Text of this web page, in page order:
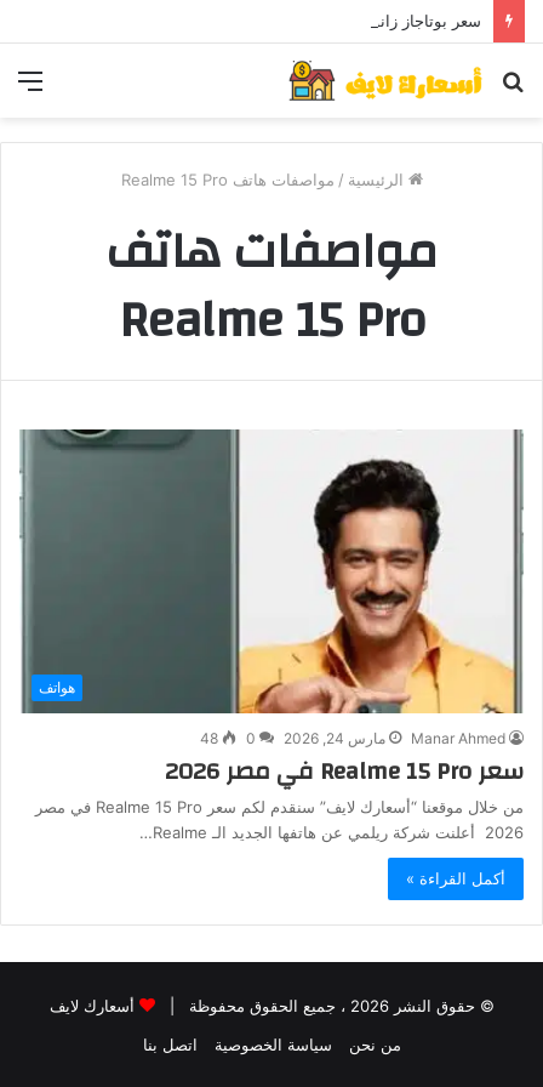
سعر بوتاجاز زانوسي كول ماكس اليوم ..و5 عيوب
بحث
الرئيسية / مواصفات هاتف Realme 15 Pro
مواصفات هاتف
Realme 15 Pro
هواتف
Manar Ahmed مارس 24, 2026 0
48
سعر Realme 15 Pro في مصر 2026
من خلال موقعنا “أسعارك لايف” سنقدم لكم سعر Realme 15 Pro في مصر
2026 أعلنت شركة ريلمي عن هاتفها الجديد الـ Realme…
أكمل القراءة »
© حقوق النشر 2026 ، جميع الحقوق محفوظة |
أسعارك لايف
من نحن
سياسة الخصوصية اتصل بنا